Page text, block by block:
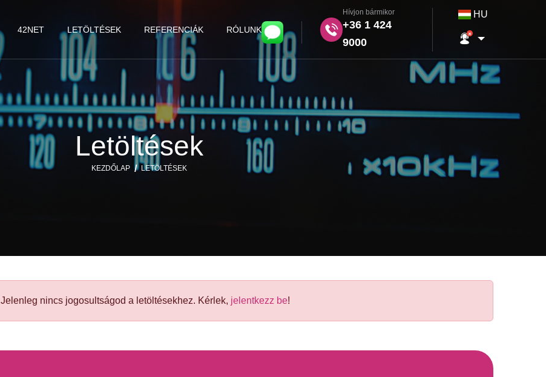
42NET LETÖLTÉSEK REFERENCIÁK RÓLUNK
Hívjon bármikor
+36 1 424
9000
HU
Letöltések
KEZDŐLAP LETÖLTÉSEK
Jelenleg nincs jogosultságod a letöltésekhez. Kérlek, jelentkezz be!